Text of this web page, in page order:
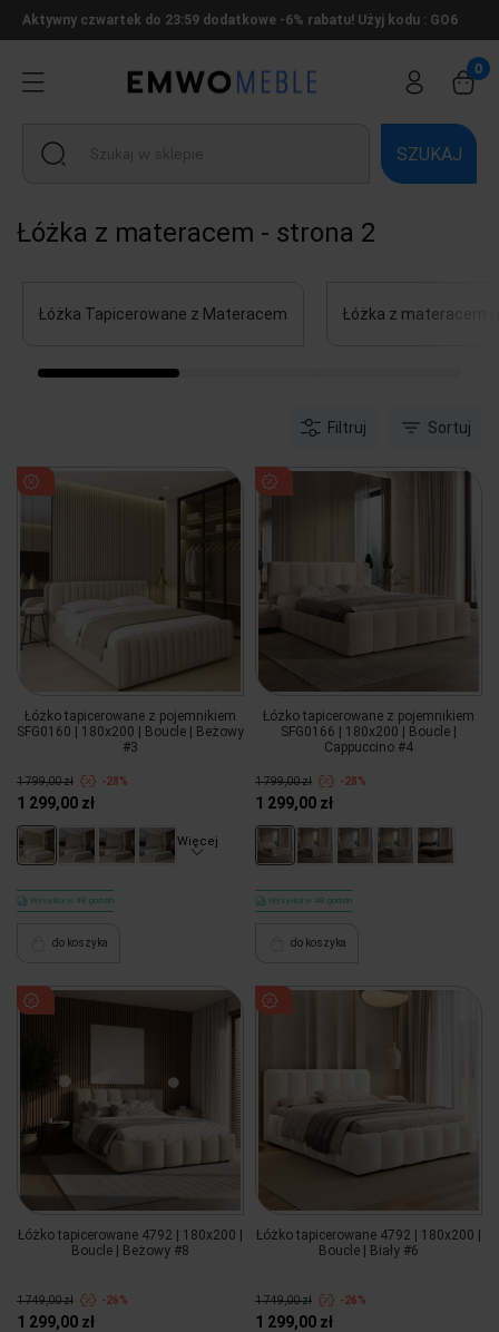
Aktywny czwartek do 23:59 dodatkowe -6% rabatu! Użyj kodu : GO6
SZUKAJ
Łóżka z materacem - strona 2
Łóżka Tapicerowane z Materacem Łóżka z materacem i
Filtruj Sortuj
Łóżko tapicerowane z pojemnikiem
SFG0160 | 180x200 | Boucle | Beżowy
#3
1 799,00 zł -28%
1 299,00 zł
Więcej
Wysyłka w 48 godzin
do koszyka
Łóżko tapicerowane z pojemnikiem
SFG0166 | 180x200 | Boucle |
Cappuccino #4
1 799,00 zł -28%
1 299,00 zł
Wysyłka w 48 godzin
do koszyka
Łóżko tapicerowane 4792 | 180x200 |
Boucle | Beżowy #8
1 749,00 zł -26%
1 299,00 zł
Łóżko tapicerowane 4792 | 180x200 |
Boucle | Biały #6
1 749,00 zł -26%
1 299,00 zł